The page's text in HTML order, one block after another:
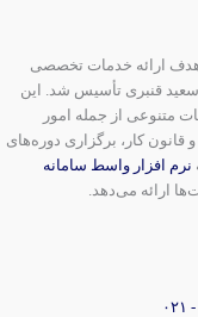
سال ۱۳۹۴ با هدف ارائه خدمات تخصصی
قنبری تأسیس شد. این
متنوعی از جمله امور
قانون کار، برگزاری دوره‌های
نرم افزار واسط سامانه
ارائه می‌دهد.